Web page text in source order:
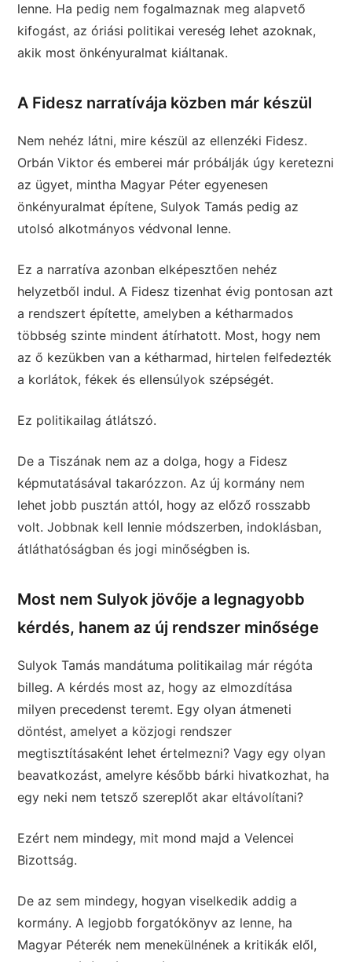
lenne. Ha pedig nem fogalmaznak meg alapvető
kifogást, az óriási politikai vereség lehet azoknak,
akik most önkényuralmat kiáltanak.
A Fidesz narratívája közben már készül
Nem nehéz látni, mire készül az ellenzéki Fidesz.
Orbán Viktor és emberei már próbálják úgy keretezni
az ügyet, mintha Magyar Péter egyenesen
önkényuralmat építene, Sulyok Tamás pedig az
utolsó alkotmányos védvonal lenne.
Ez a narratíva azonban elképesztően nehéz
helyzetből indul. A Fidesz tizenhat évig pontosan azt
a rendszert építette, amelyben a kétharmados
többség szinte mindent átírhatott. Most, hogy nem
az ő kezükben van a kétharmad, hirtelen felfedezték
a korlátok, fékek és ellensúlyok szépségét.
Ez politikailag átlátszó.
De a Tiszának nem az a dolga, hogy a Fidesz
képmutatásával takarózzon. Az új kormány nem
lehet jobb pusztán attól, hogy az előző rosszabb
volt. Jobbnak kell lennie módszerben, indoklásban,
átláthatóságban és jogi minőségben is.
Most nem Sulyok jövője a legnagyobb
kérdés, hanem az új rendszer minősége
Sulyok Tamás mandátuma politikailag már régóta
billeg. A kérdés most az, hogy az elmozdítása
milyen precedenst teremt. Egy olyan átmeneti
döntést, amelyet a közjogi rendszer
megtisztításaként lehet értelmezni? Vagy egy olyan
beavatkozást, amelyre később bárki hivatkozhat, ha
egy neki nem tetsző szereplőt akar eltávolítani?
Ezért nem mindegy, mit mond majd a Velencei
Bizottság.
De az sem mindegy, hogyan viselkedik addig a
kormány. A legjobb forgatókönyv az lenne, ha
Magyar Péterék nem menekülnének a kritikák elől,